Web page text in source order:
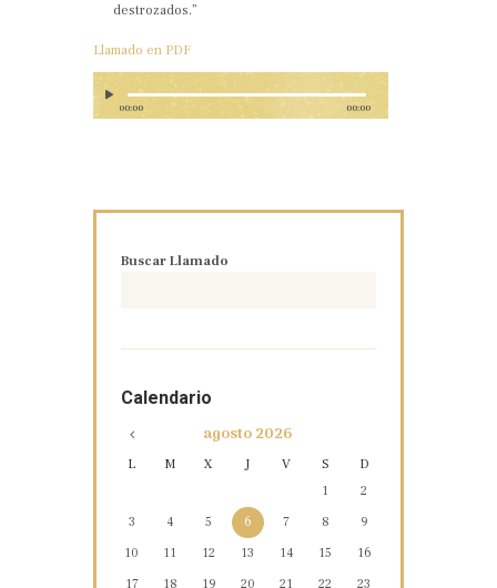
destrozados.”
Llamado en PDF
00:00 00:00
Buscar Llamado
Calendario
agosto2026
L M X J V S
D
1
2
3
4 5 6 7 8
9
10
11 12 13 14 15
16
17
18 19 20 21 22
23